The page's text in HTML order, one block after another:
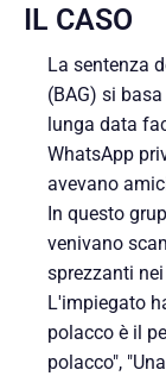
IL CASO
La sentenza
(BAG) si
lunga data
WhatsApp
avevano
In questo
venivano
sprezzanti
L'impiegato
polacco è il
polacco",